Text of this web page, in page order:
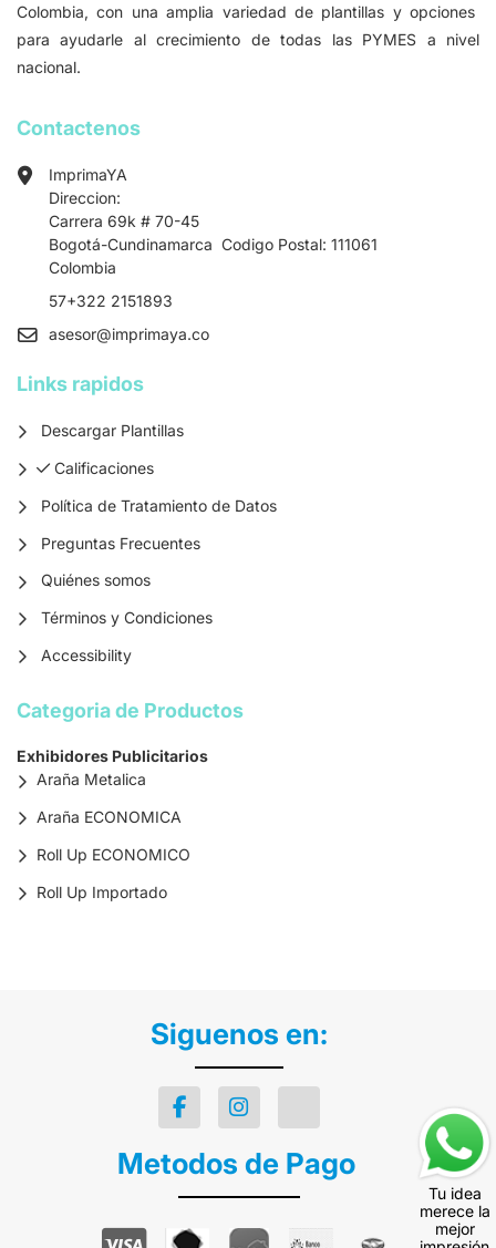
Colombia, con una amplia variedad de plantillas y opciones
para ayudarle al crecimiento de todas las PYMES a nivel
nacional.
Contactenos
ImprimaYA
Direccion:
Carrera 69k # 70-45
Bogotá-Cundinamarca Codigo Postal: 111061
Colombia
57+322 2151893
asesor@imprimaya.co
Links rapidos
Descargar Plantillas
Calificaciones
Calificaciones
Política de Tratamiento de Datos
Preguntas Frecuentes
Quiénes somos
Términos y Condiciones
Accessibility
Categoria de Productos
Exhibidores Publicitarios
Araña Metalica
Araña ECONOMICA
Roll Up ECONOMICO
Roll Up Importado
Siguenos en:
Metodos de Pago
Tu idea
merece la
mejor